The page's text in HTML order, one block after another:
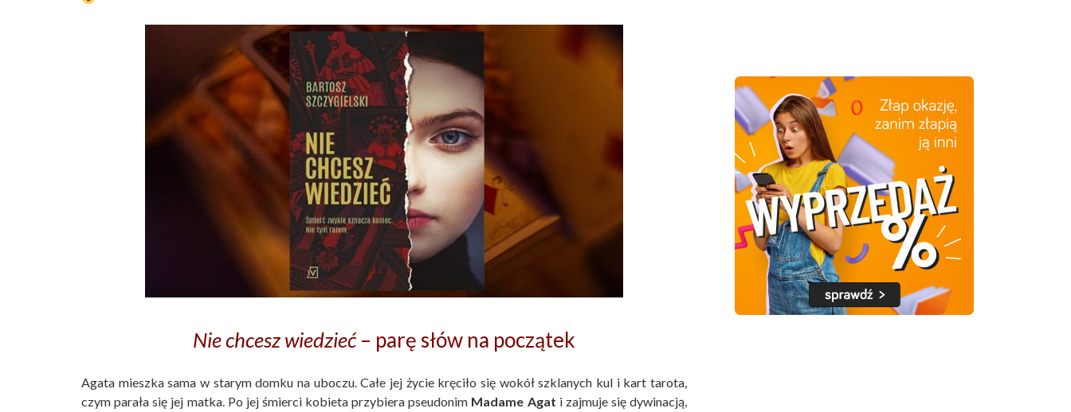
Nie chcesz wiedzieć – parę słów na początek
Agata mieszka sama w starym domku na uboczu. Całe jej życie kręciło się wokół szklanych kul i kart tarota,
czym parała się jej matka. Po jej śmierci kobieta przybiera pseudonim Madame Agat i zajmuje się dywinacją,